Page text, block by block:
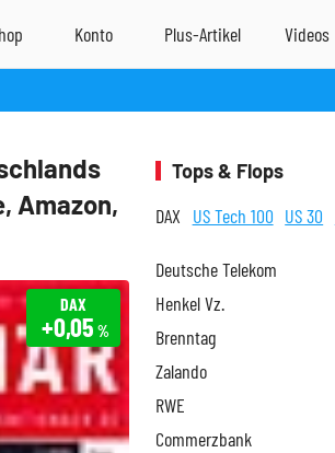
Amazon,
DAX
+0,05 %
Tops & Flops
DAX US Tech 100 US 30
Deutsche Telekom
Henkel Vz.
Brenntag
Zalando
RWE
Commerzbank